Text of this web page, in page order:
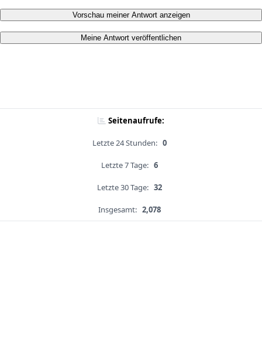
Vorschau meiner Antwort anzeigen
Meine Antwort veröffentlichen
Seitenaufrufe:
Letzte 24 Stunden: 0
Letzte 7 Tage: 6
Letzte 30 Tage: 32
Insgesamt: 2,078